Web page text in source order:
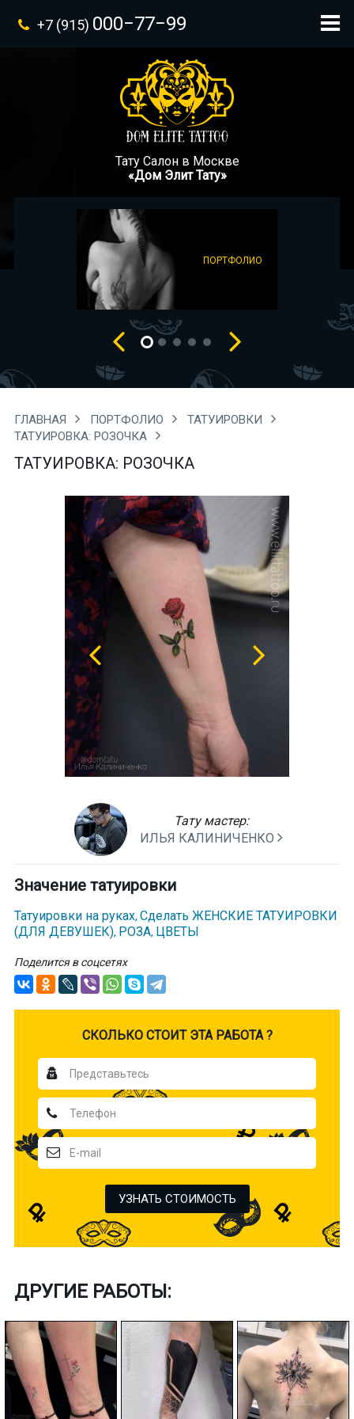
+7 (915) 000−77−99
Тату Салон в Москве
«Дом Элит Тату»
ПОРТФОЛИО
ГЛАВНАЯ ПОРТФОЛИО
ТАТУИРОВКИ
ТАТУИРОВКА: РОЗОЧКА
ТАТУИРОВКА: РОЗОЧКА
Тату мастер:
ИЛЬЯ КАЛИНИЧЕНКО
Значение татуировки
Татуировки на руках, Сделать ЖЕНСКИЕ ТАТУИРОВКИ
(ДЛЯ ДЕВУШЕК), РОЗА, ЦВЕТЫ
Поделится в соцсетях
CКОЛЬКО СТОИТ ЭТА РАБОТА ?
УЗНАТЬ СТОИМОСТЬ
ДРУГИЕ РАБОТЫ: